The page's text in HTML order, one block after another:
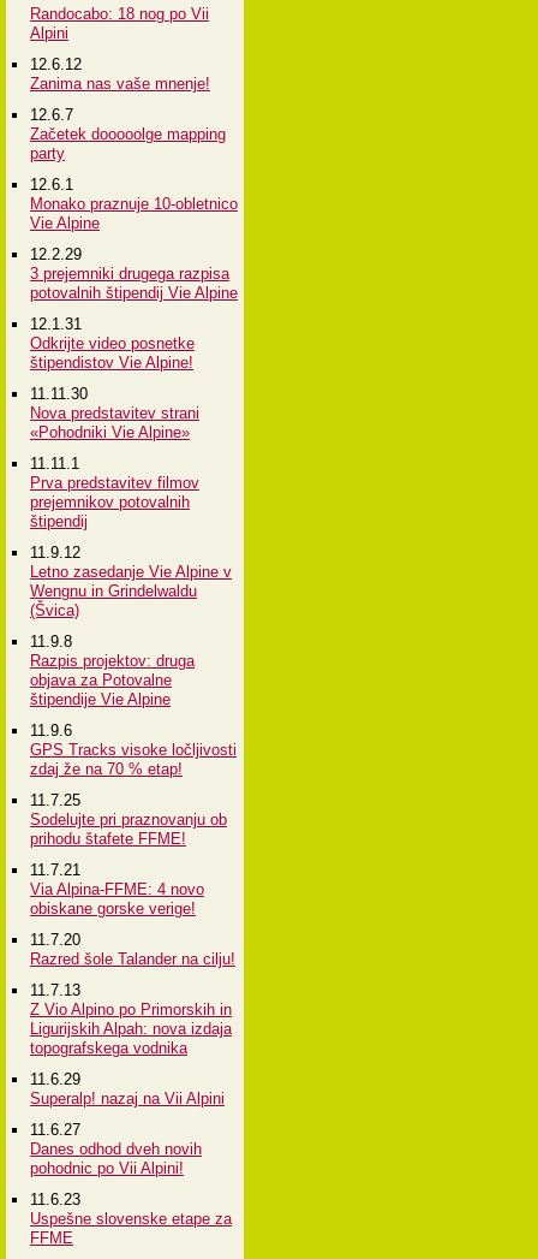
Randocabo: 18 nog po Vii
Alpini
12.6.12
Zanima nas vaše mnenje!
12.6.7
Začetek dooooolge mapping
party
12.6.1
Monako praznuje 10-obletnico
Vie Alpine
12.2.29
3 prejemniki drugega razpisa
potovalnih štipendij Vie Alpine
12.1.31
Odkrijte video posnetke
štipendistov Vie Alpine!
11.11.30
Nova predstavitev strani
«Pohodniki Vie Alpine»
11.11.1
Prva predstavitev filmov
prejemnikov potovalnih
štipendij
11.9.12
Letno zasedanje Vie Alpine v
Wengnu in Grindelwaldu
(Švica)
11.9.8
Razpis projektov: druga
objava za Potovalne
štipendije Vie Alpine
11.9.6
GPS Tracks visoke ločljivosti
zdaj že na 70 % etap!
11.7.25
Sodelujte pri praznovanju ob
prihodu štafete FFME!
11.7.21
Via Alpina-FFME: 4 novo
obiskane gorske verige!
11.7.20
Razred šole Talander na cilju!
11.7.13
Z Vio Alpino po Primorskih in
Ligurijskih Alpah: nova izdaja
topografskega vodnika
11.6.29
Superalp! nazaj na Vii Alpini
11.6.27
Danes odhod dveh novih
pohodnic po Vii Alpini!
11.6.23
Uspešne slovenske etape za
FFME